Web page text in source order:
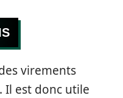
virements
Il est donc utile